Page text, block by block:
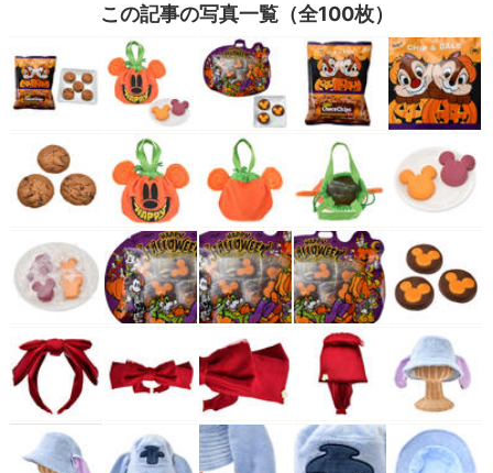
この記事の写真一覧（全100枚）